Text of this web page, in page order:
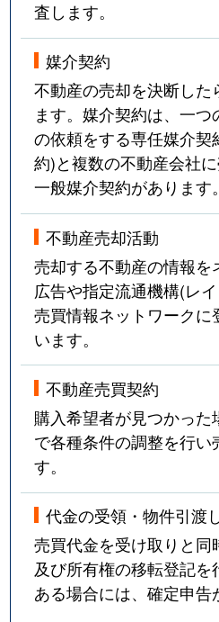
査します。
媒介契約
不動産の売却を決断した
ます。媒介契約は、一
の依頼をする専任媒介契
約)と複数の不動産会社
一般媒介契約があります。
不動産売却活動
売却する不動産の情報
広告や指定流通機構(レ
売買情報ネットワーク
います。
不動産売買契約
購入希望者が見つかっ
で各種条件の調整を行い
す。
代金の受領・物件引渡
売買代金を受け取りと同
及び所有権の移転登記
ある場合には、確定申告